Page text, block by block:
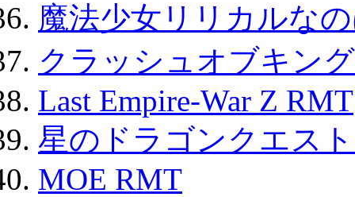
魔法少女リリカルな
クラッシュオブキン
Last Empire-War Z RMT
星のドラゴンクエス
MOE RMT